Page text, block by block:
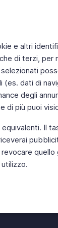
e altri
di terzi, per
dati di
degli
di più puoi
Il